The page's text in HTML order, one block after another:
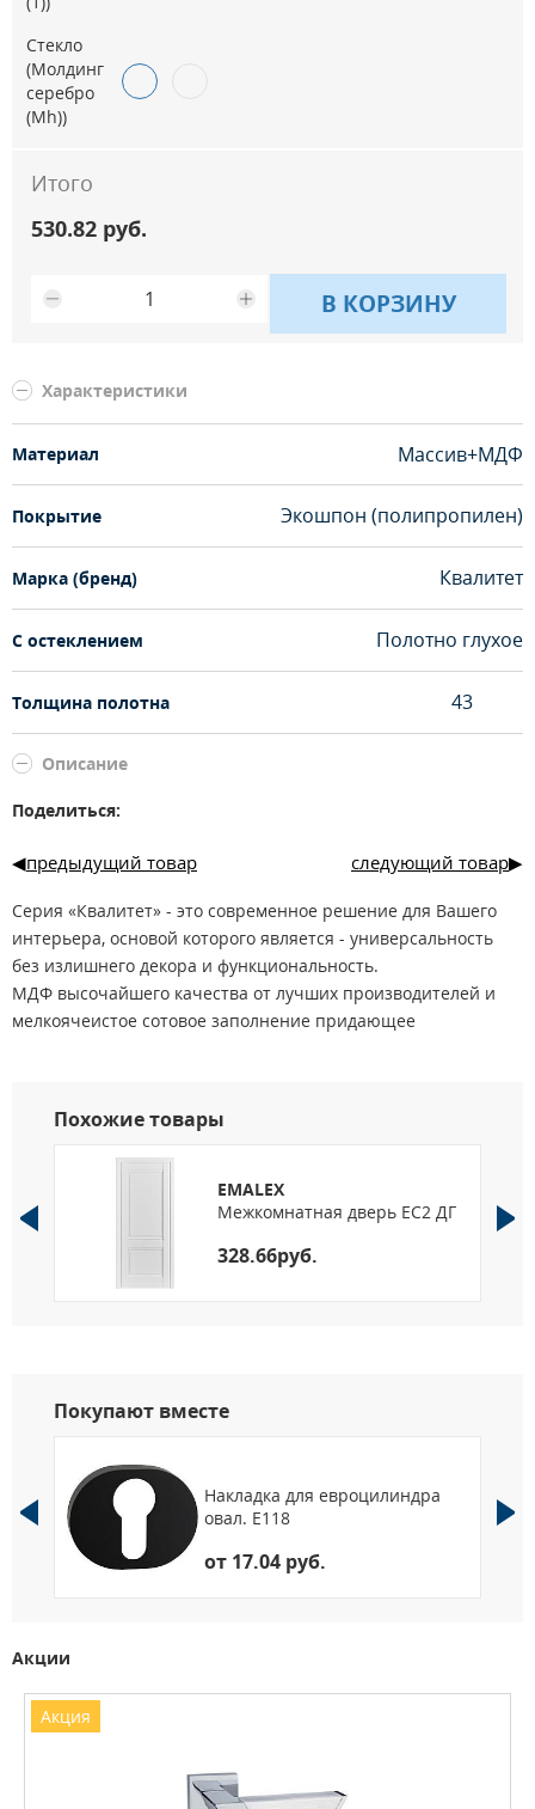
Стекло
(Молдинг
серебро
(Mh))
Итого
530.82 руб.
В КОРЗИНУ
Характеристики
Материал Массив+МДФ
Покрытие Экошпон (полипропилен)
Марка (бренд) Квалитет
С остеклением Полотно глухое
Толщина полотна 43
Описание
Поделиться:
предыдущий товар следующий товар
Серия «Квалитет» - это современное решение для Вашего
интерьера, основой которого является - универсальность
без излишнего декора и функциональность.
МДФ высочайшего качества от лучших производителей и
мелкоячеистое сотовое заполнение придающее
Invisible, компланарный и телескопический погонаж -
удовлетворят все самые изысканные дизайнерские
Изготовление дверей в нестандартных размерах, решение
для «индивидуальных» проемов.
Похожие товары
EMALEX
Межкомнатная дверь EC2 ДГ
328.66руб.
Покупают вместе
Накладка для евроцилиндра
овал. Е118
от 17.04 руб.
Акции
Акция